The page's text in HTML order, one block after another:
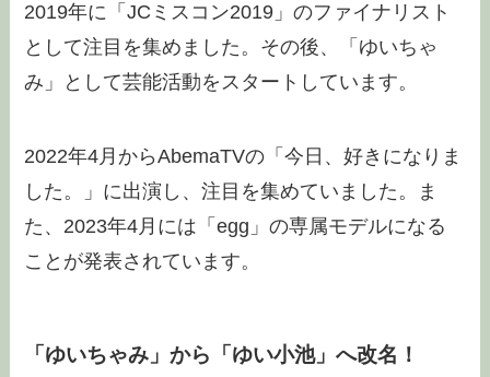
2019年に「JCミスコン2019」のファイナリスト
として注目を集めました。その後、「ゆいちゃ
み」として芸能活動をスタートしています。
2022年4月からAbemaTVの「今日、好きになりま
した。」に出演し、注目を集めていました。ま
た、2023年4月には「egg」の専属モデルになる
ことが発表されています。
「ゆいちゃみ」から「ゆい小池」へ改名！